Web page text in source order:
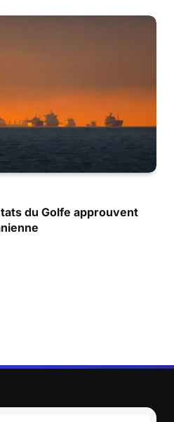
du Golfe approuvent